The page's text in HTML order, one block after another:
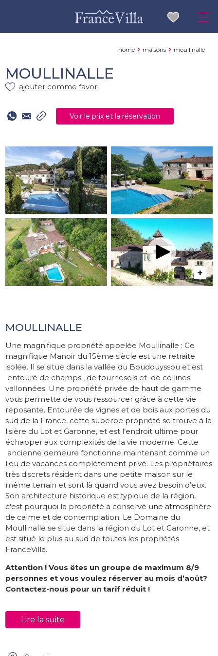
home maisons moullinalle
MOULLINALLE
ajouter comme favori
Voir le prix et la réservation
MOULLINALLE
Une magnifique propriété appelée Moullinalle : Ce
magnifique Manoir du 15ème siècle est une retraite
isolée. Il se situe dans la vallée du Boudouyssou et est
entouré de champs , de tournesols et de collines
vallonnées. Une propriété privée de haut de gamme
vous permette de vous ressourcer grâce à cette vie
reposante. Entourée de vignes et de bois aux portes du
sud de la France, cette superbe propriété se trouve à la
lisière du Lot et Garonne, et est l’endroit ultime pour
échapper aux complexités de la vie moderne. Cette
ancienne demeure fonctionne maintenant comme un
lieu de vacances complètement privé. Les propriétaires
très discrets résident dans une petite maison sur le
même terrain et sont là quand vous avez besoin d’eux.
Son architecture historique est typique de la région,
c'est pourquoi la propriété a conservé une atmosphère
de calme et de contemplation. Le Domaine du
Moullinalle se situe dans la région du Lot et Garonne, et
est situé le plus au sud de toutes les propriétés
FranceVilla.
Attention ! Vous êtes un groupe de maximum 8/9
personnes et vous voulez réserver au mois d’août?
Contactez-nous pour un tarif réduit !
À l'intérieur
La propriété peut accueillir jusqu'à 13 personnes et
Lire la suite